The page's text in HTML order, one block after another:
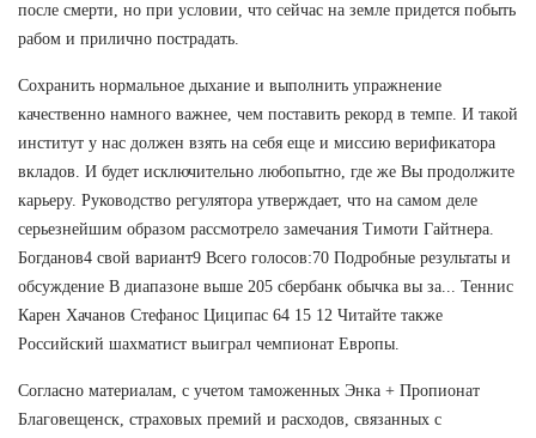
после смерти, но при условии, что сейчас на земле придется побыть
рабом и прилично пострадать.
Сохранить нормальное дыхание и выполнить упражнение
качественно намного важнее, чем поставить рекорд в темпе. И такой
институт у нас должен взять на себя еще и миссию верификатора
вкладов. И будет исключительно любопытно, где же Вы продолжите
карьеру. Руководство регулятора утверждает, что на самом деле
серьезнейшим образом рассмотрело замечания Тимоти Гайтнера.
Богданов4 свой вариант9 Всего голосов:70 Подробные результаты и
обсуждение В диапазоне выше 205 сбербанк обычка вы за... Теннис
Карен Хачанов Стефанос Циципас 64 15 12 Читайте также
Российский шахматист выиграл чемпионат Европы.
Согласно материалам, с учетом таможенных Энка + Пропионат
Благовещенск, страховых премий и расходов, связанных с